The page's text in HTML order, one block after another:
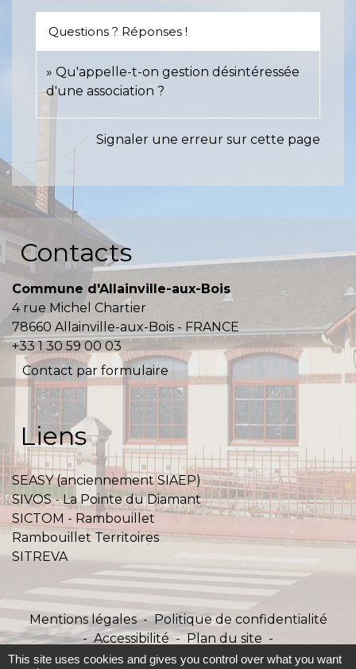
Questions ? Réponses !
Qu'appelle-t-on gestion désintéressée
d'une association ?
Signaler une erreur sur cette page
Contacts
Commune d'Allainville-aux-Bois
4 rue Michel Chartier
78660 Allainville-aux-Bois - FRANCE
+33 1 30 59 00 03
Contact par formulaire
Liens
SEASY (anciennement SIAEP)
SIVOS - La Pointe du Diamant
SICTOM - Rambouillet
Rambouillet Territoires
SITREVA
Mentions légales - Politique de confidentialité
- Accessibilité - Plan du site -
Gestion des cookies
This site uses cookies and gives you control over what you want